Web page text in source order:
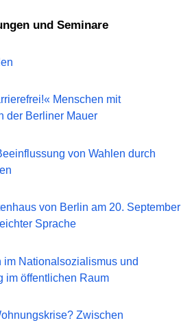
und Seminare
Menschen mit
der Berliner Mauer
von Wahlen durch
von Berlin am 20. September
Sprache
Nationalsozialismus und
im öffentlichen Raum
Zwischen